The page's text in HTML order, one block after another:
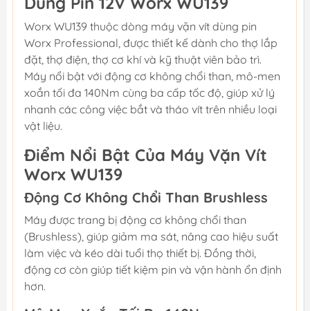
Worx WU139 thuộc dòng máy vặn vít dùng pin
Worx Professional, được thiết kế dành cho thợ lắp
đặt, thợ điện, thợ cơ khí và kỹ thuật viên bảo trì.
Máy nổi bật với động cơ không chổi than, mô-men
xoắn tối đa 140Nm cùng ba cấp tốc độ, giúp xử lý
nhanh các công việc bắt và tháo vít trên nhiều loại
vật liệu.
Điểm Nổi Bật Của Máy Vặn Vít
Worx WU139
Động Cơ Không Chổi Than Brushless
Máy được trang bị động cơ không chổi than
(Brushless), giúp giảm ma sát, nâng cao hiệu suất
làm việc và kéo dài tuổi thọ thiết bị. Đồng thời,
động cơ còn giúp tiết kiệm pin và vận hành ổn định
hơn.